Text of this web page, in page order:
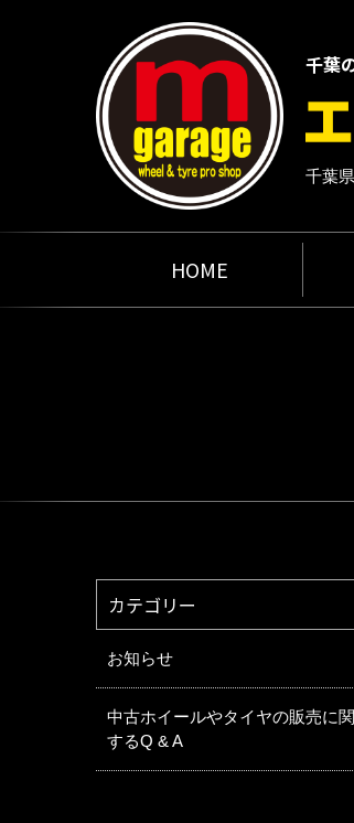
千葉
千葉
HOME
カテゴリー
お知らせ
中古ホイールやタイヤの販売に関
するQ & A